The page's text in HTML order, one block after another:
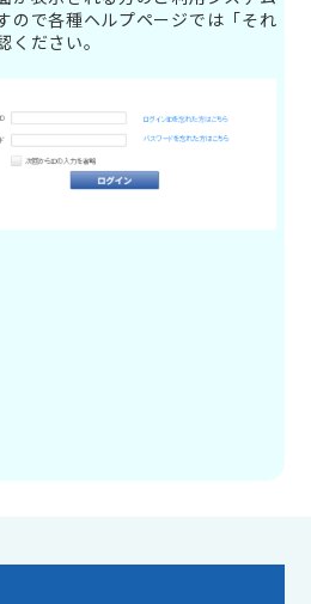
ので各種ヘルプページでは「それ
ださい。